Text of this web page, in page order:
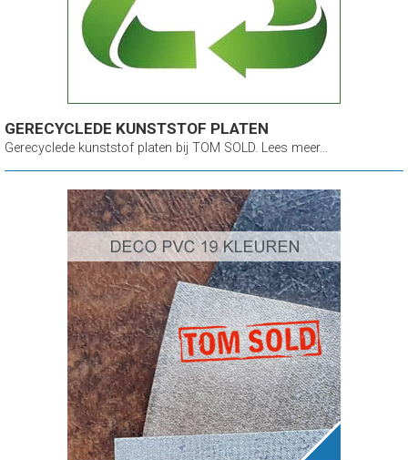
GERECYCLEDE KUNSTSTOF PLATEN
Gerecyclede kunststof platen bij TOM SOLD. Lees meer...